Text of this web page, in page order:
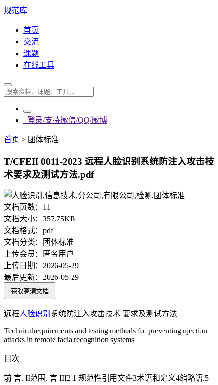
规范库
首页
交流
课题
在线工具
登录/支持微信/QQ/微博
首页 > 团体标准
T/CFEII 0011-2023 远程人脸识别系统防注入攻击技
术要求及测试方法.pdf
文档页数： 11
文档大小： 357.75KB
文档格式： pdf
文档分类：
团体标准
上传会员：
匿名用户
上传日期： 2026-05-29
最后更新： 2026-05-29
获取高清文档
远程人脸识别 系统防注入攻击技术 要求及测试方法
Technicalrequirements and testing methods for preventinginjection
attacks in remote facialrecognition systems
目次
前 言. II范围. 言 III2 1 规范性引用文件3术语和定义4缩略语.5